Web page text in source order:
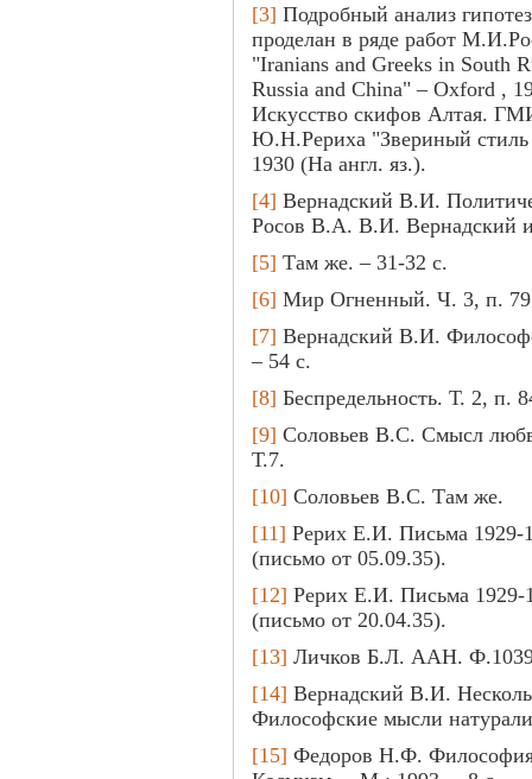
[3] Подробный анализ
проделан в ряде работ
"Iranians and Greeks in South
Russia and China" – Oxford ,
Искусство скифов Алтая.
Ю.Н.Рериха "Звериный стиль
1930 (На англ. яз.).
[4] Вернадский В.И.
Росов В.А. В.И. Вернадский
[5] Там же. – 31-32 с.
[6] Мир Огненный. Ч. 3, п.
[7] Вернадский В.И.
– 54 с.
[8] Беспредельность. Т. 2, п.
[9] Соловьев В.С. Смысл
Т.7.
[10] Соловьев В.С. Там же.
[11] Рерих Е.И. Письма 1929-
(письмо от 05.09.35).
[12] Рерих Е.И. Письма 1929-
(письмо от 20.04.35).
[13] Личков Б.Л. ААН.
[14] Вернадский В.И.
Философские мысли
[15] Федоров Н.Ф.